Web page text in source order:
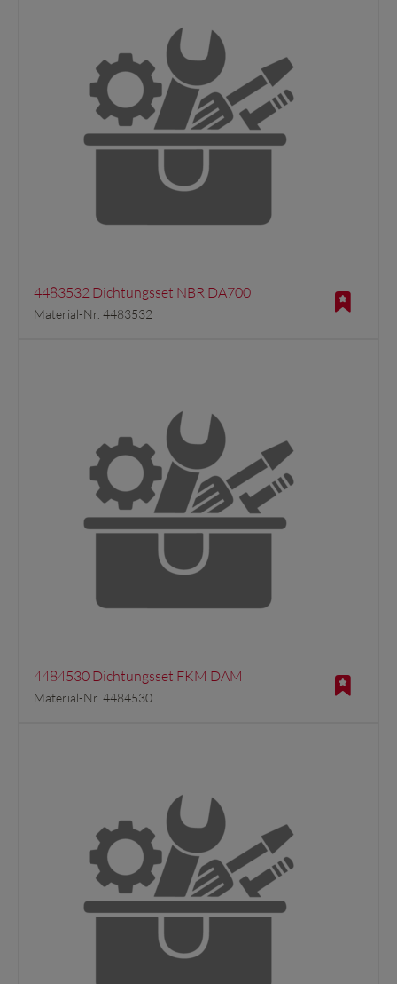
4483532 Dichtungsset NBR DA700
Material-Nr. 4483532
4484530 Dichtungsset FKM DAM
Material-Nr. 4484530